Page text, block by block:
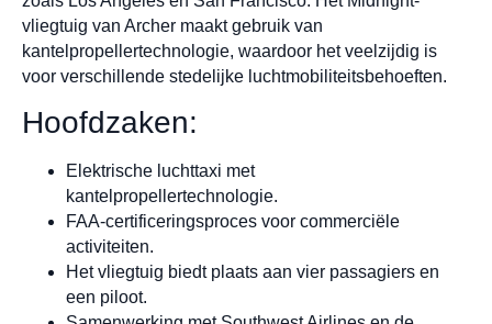
vliegtuig van Archer maakt gebruik van
kantelpropellertechnologie, waardoor het veelzijdig is
voor verschillende stedelijke luchtmobiliteitsbehoeften.
Hoofdzaken:
Elektrische luchttaxi met
kantelpropellertechnologie.
FAA-certificeringsproces voor commerciële
activiteiten.
Het vliegtuig biedt plaats aan vier passagiers en
een piloot.